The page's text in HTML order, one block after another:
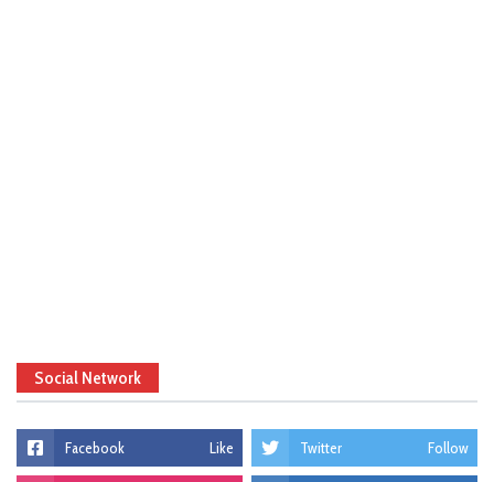
Social Network
Facebook Like Twitter Follow